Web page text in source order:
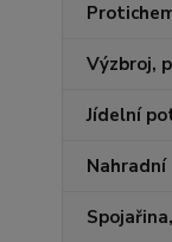
Výzbroj,
Jídelní